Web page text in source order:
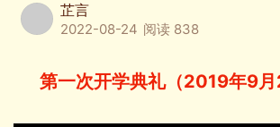
芷言
2022-08-24 阅读 838
第一次开学典礼（2019年9月